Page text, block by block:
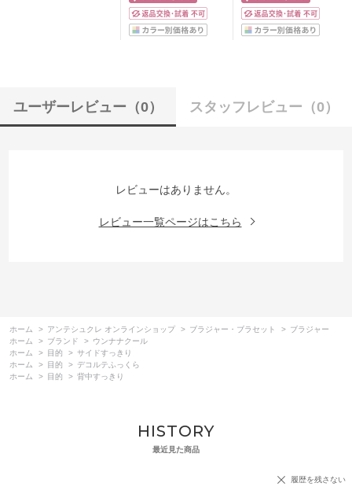
ユーザーレビュー （0） スタッフレビュー （0）
レビューはありません。
レビュー一覧ページはこちら
ホーム > アンテシュクレ オンラインショップ > ブラジャー・ブラセット > ブラジャー
ホーム
> ブランド > ウンナナクール
ホーム
> 目的 > サイドすっきり
ホーム
> 目的 > デコルテふっくら
ホーム
> 目的 > 背中すっきり
HISTORY
最近見た商品
履歴を残さない